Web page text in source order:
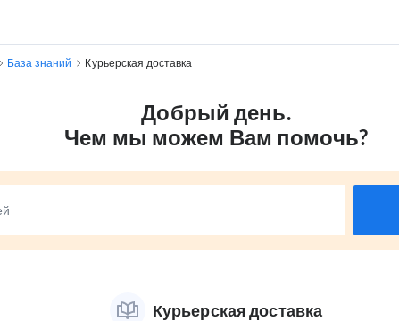
База знаний Курьерская доставка
Добрый день.
Чем мы можем Вам помочь?
Курьерская доставка